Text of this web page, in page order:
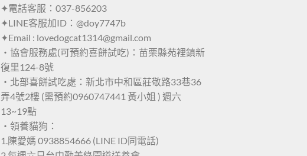
✦電話客服：037-856203
✦LINE客服加ID：@doy7747b
✦Email : lovedogcat1314@gmail.com
・協會服務處(可預約喜餅試吃)：苗栗縣苑裡鎮新
復里124-8號
・北部喜餅試吃處：新北市中和區莊敬路33巷36
弄4號2樓 (需預約0960747441 黃小姐 ) 週六
13~19點
・領養貓狗：
1.陳愛媽 0938854666 (LINE ID同電話)